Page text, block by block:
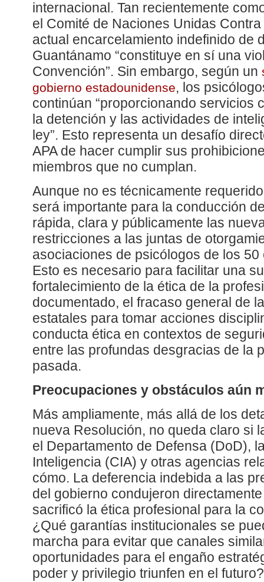
internacional. Tan recientemente
el Comité de Naciones Unidas
actual encarcelamiento indefinido de
Guantánamo “constituye en sí una
Convención”. Sin embargo, según un
gobierno estadounidense, los
continúan “proporcionando servicios
la detención y las actividades de
ley”. Esto representa un desafío
APA de hacer cumplir sus
miembros que no cumplan.
Aunque no es técnicamente
será importante para la conducción
rápida, clara y públicamente las
restricciones a las juntas de
asociaciones de psicólogos de los
Esto es necesario para facilitar una
fortalecimiento de la ética de la
documentado, el fracaso general de
estatales para tomar acciones
conducta ética en contextos de
entre las profundas desgracias de la
pasada.
Preocupaciones y obstáculos aún
Más ampliamente, más allá de los
nueva Resolución, no queda claro si
el Departamento de Defensa (DoD),
Inteligencia (CIA) y otras agencias
cómo. La deferencia indebida a las
del gobierno condujeron
sacrificó la ética profesional para la
¿Qué garantías institucionales se
marcha para evitar que canales
oportunidades para el engaño
poder y privilegio triunfen en el futuro?